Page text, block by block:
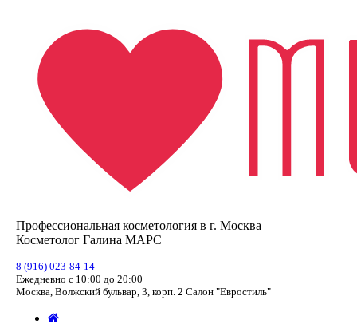
Профессиональная косметология в г. Москва
Косметолог Галина МАРС
8 (916) 023-84-14
Ежедневно с 10:00 до 20:00
Москва, Волжский бульвар, 3, корп. 2 Салон "Евростиль"